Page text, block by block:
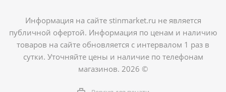
Информация на сайте stinmarket.ru не является
публичной офертой. Информация по ценам и наличию
товаров на сайте обновляется с интервалом 1 раз в
сутки. Уточняйте цены и наличие по телефонам
магазинов. 2026 ©